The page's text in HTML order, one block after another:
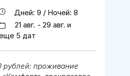
рублей: проживание
Дней: 9 / Ночей: 8
21 авг. - 29 авг. и
5 дат